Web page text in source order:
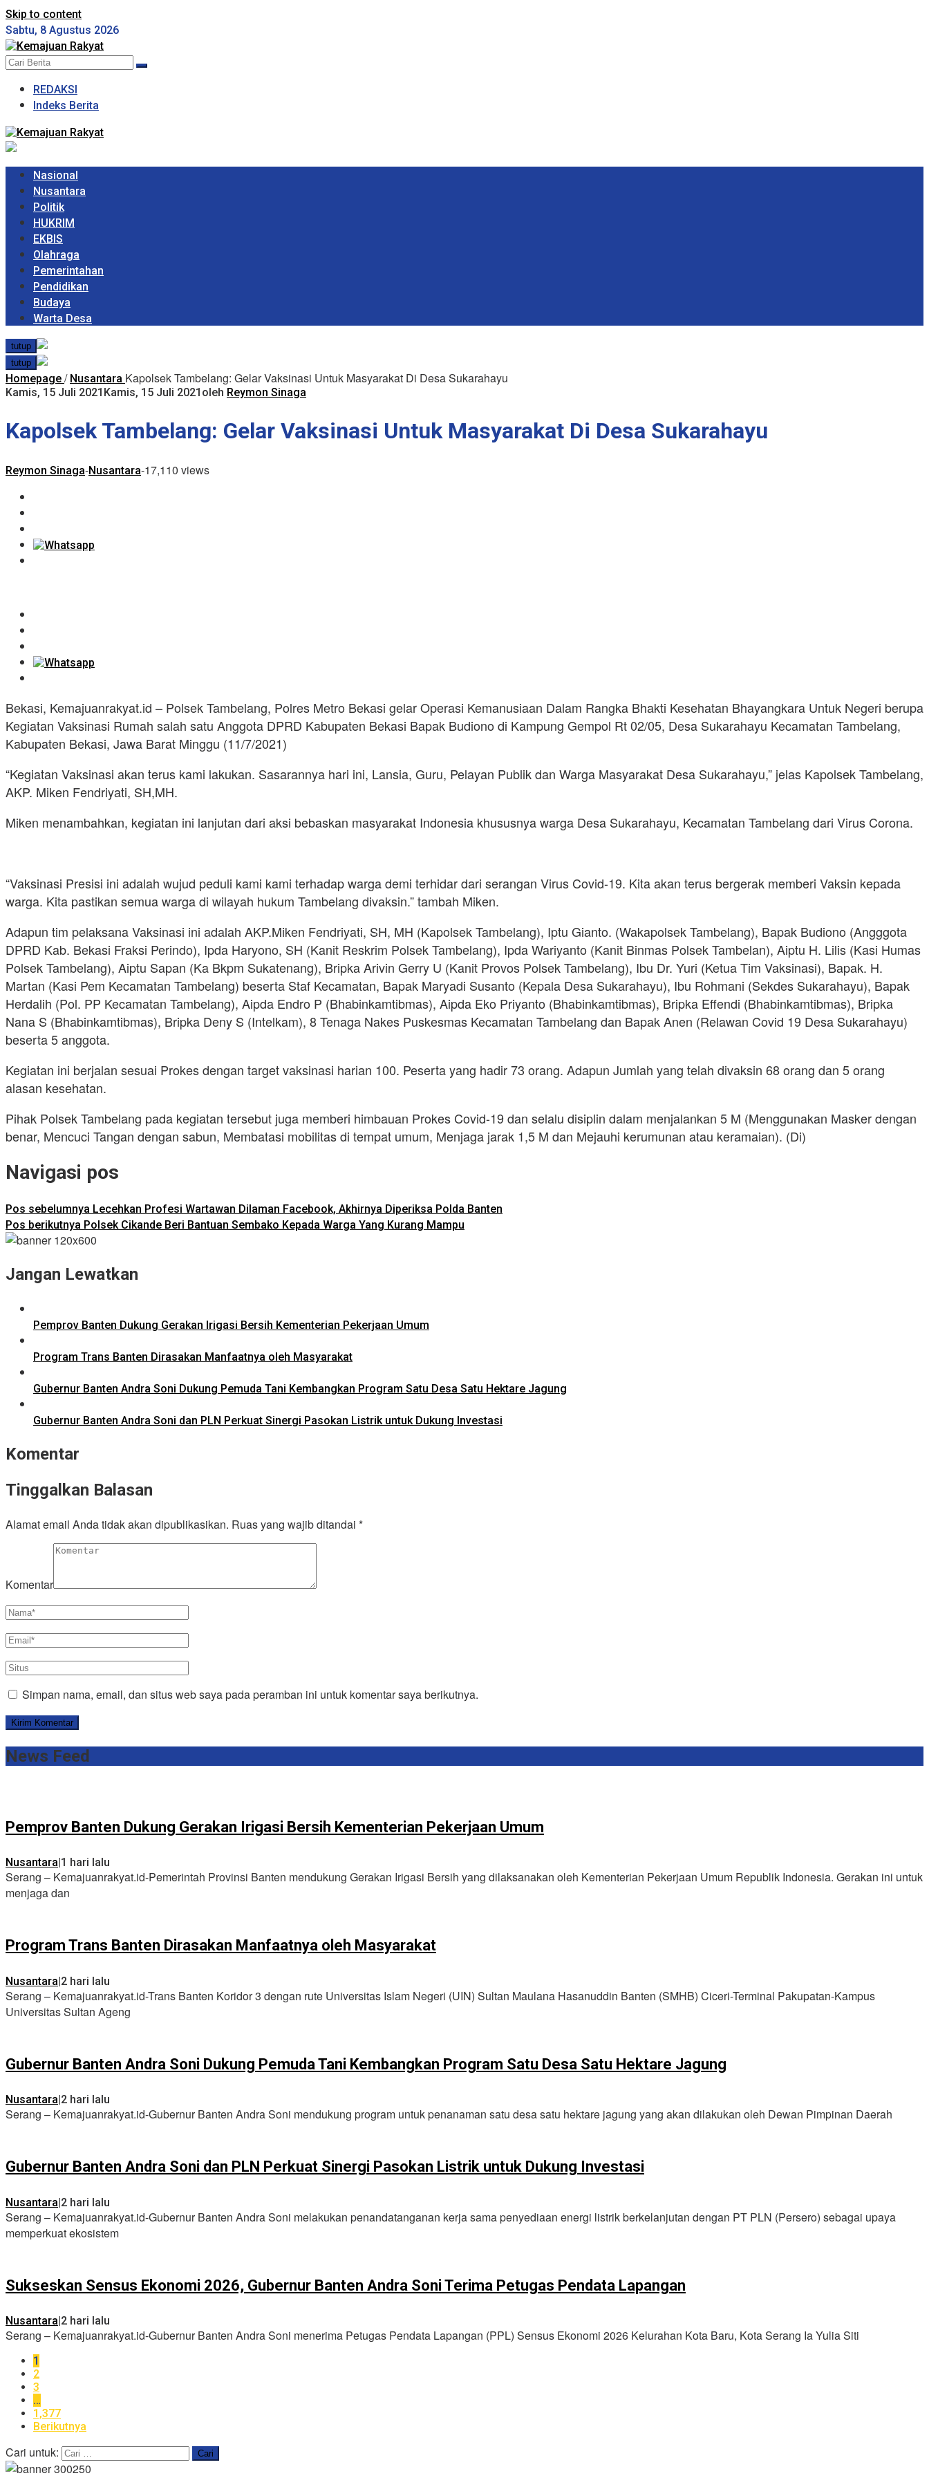
Skip to content
Sabtu, 8 Agustus 2026
REDAKSI
Indeks Berita
Nasional
Nusantara
Politik
HUKRIM
EKBIS
Olahraga
Pemerintahan
Pendidikan
Budaya
Warta Desa
tutup
tutup
Homepage / Nusantara Kapolsek Tambelang: Gelar Vaksinasi Untuk Masyarakat Di Desa Sukarahayu
Kamis, 15 Juli 2021 Kamis, 15 Juli 2021 oleh Reymon Sinaga
Kapolsek Tambelang: Gelar Vaksinasi Untuk Masyarakat Di Desa Sukarahayu
Reymon Sinaga-Nusantara-17,110 views
Bekasi, Kemajuanrakyat.id – Polsek Tambelang, Polres Metro Bekasi gelar Operasi Kemanusiaan Dalam Rangka Bhakti Kesehatan Bhayangkara Untuk Negeri berupa
Kegiatan Vaksinasi Rumah salah satu Anggota DPRD Kabupaten Bekasi Bapak Budiono di Kampung Gempol Rt 02/05, Desa Sukarahayu Kecamatan Tambelang,
Kabupaten Bekasi, Jawa Barat Minggu (11/7/2021)
“Kegiatan Vaksinasi akan terus kami lakukan. Sasarannya hari ini, Lansia, Guru, Pelayan Publik dan Warga Masyarakat Desa Sukarahayu,” jelas Kapolsek Tambelang,
AKP. Miken Fendriyati, SH,MH.
Miken menambahkan, kegiatan ini lanjutan dari aksi bebaskan masyarakat Indonesia khususnya warga Desa Sukarahayu, Kecamatan Tambelang dari Virus Corona.
“Vaksinasi Presisi ini adalah wujud peduli kami kami terhadap warga demi terhidar dari serangan Virus Covid-19. Kita akan terus bergerak memberi Vaksin kepada
warga. Kita pastikan semua warga di wilayah hukum Tambelang divaksin.” tambah Miken.
Adapun tim pelaksana Vaksinasi ini adalah AKP.Miken Fendriyati, SH, MH (Kapolsek Tambelang), Iptu Gianto. (Wakapolsek Tambelang), Bapak Budiono (Angggota
DPRD Kab. Bekasi Fraksi Perindo), Ipda Haryono, SH (Kanit Reskrim Polsek Tambelang), Ipda Wariyanto (Kanit Binmas Polsek Tambelan), Aiptu H. Lilis (Kasi Humas
Polsek Tambelang), Aiptu Sapan (Ka Bkpm Sukatenang), Bripka Arivin Gerry U (Kanit Provos Polsek Tambelang), Ibu Dr. Yuri (Ketua Tim Vaksinasi), Bapak. H.
Martan (Kasi Pem Kecamatan Tambelang) beserta Staf Kecamatan, Bapak Maryadi Susanto (Kepala Desa Sukarahayu), Ibu Rohmani (Sekdes Sukarahayu), Bapak
Herdalih (Pol. PP Kecamatan Tambelang), Aipda Endro P (Bhabinkamtibmas), Aipda Eko Priyanto (Bhabinkamtibmas), Bripka Effendi (Bhabinkamtibmas), Bripka
Nana S (Bhabinkamtibmas), Bripka Deny S (Intelkam), 8 Tenaga Nakes Puskesmas Kecamatan Tambelang dan Bapak Anen (Relawan Covid 19 Desa Sukarahayu)
beserta 5 anggota.
Kegiatan ini berjalan sesuai Prokes dengan target vaksinasi harian 100. Peserta yang hadir 73 orang. Adapun Jumlah yang telah divaksin 68 orang dan 5 orang
alasan kesehatan.
Pihak Polsek Tambelang pada kegiatan tersebut juga memberi himbauan Prokes Covid-19 dan selalu disiplin dalam menjalankan 5 M (Menggunakan Masker dengan
benar, Mencuci Tangan dengan sabun, Membatasi mobilitas di tempat umum, Menjaga jarak 1,5 M dan Mejauhi kerumunan atau keramaian). (Di)
Navigasi pos
Pos sebelumnya Lecehkan Profesi Wartawan Dilaman Facebook, Akhirnya Diperiksa Polda Banten
Pos berikutnya Polsek Cikande Beri Bantuan Sembako Kepada Warga Yang Kurang Mampu
Jangan Lewatkan
Pemprov Banten Dukung Gerakan Irigasi Bersih Kementerian Pekerjaan Umum
Program Trans Banten Dirasakan Manfaatnya oleh Masyarakat
Gubernur Banten Andra Soni Dukung Pemuda Tani Kembangkan Program Satu Desa Satu Hektare Jagung
Gubernur Banten Andra Soni dan PLN Perkuat Sinergi Pasokan Listrik untuk Dukung Investasi
Komentar
Tinggalkan Balasan
Alamat email Anda tidak akan dipublikasikan. Ruas yang wajib ditandai *
Komentar
Simpan nama, email, dan situs web saya pada peramban ini untuk komentar saya berikutnya.
News Feed
Pemprov Banten Dukung Gerakan Irigasi Bersih Kementerian Pekerjaan Umum
Nusantara|1 hari lalu
Serang – Kemajuanrakyat.id-Pemerintah Provinsi Banten mendukung Gerakan Irigasi Bersih yang dilaksanakan oleh Kementerian Pekerjaan Umum Republik Indonesia. Gerakan ini untuk
menjaga dan
Program Trans Banten Dirasakan Manfaatnya oleh Masyarakat
Nusantara|2 hari lalu
Serang – Kemajuanrakyat.id-Trans Banten Koridor 3 dengan rute Universitas Islam Negeri (UIN) Sultan Maulana Hasanuddin Banten (SMHB) Ciceri-Terminal Pakupatan-Kampus
Universitas Sultan Ageng
Gubernur Banten Andra Soni Dukung Pemuda Tani Kembangkan Program Satu Desa Satu Hektare Jagung
Nusantara|2 hari lalu
Serang – Kemajuanrakyat.id-Gubernur Banten Andra Soni mendukung program untuk penanaman satu desa satu hektare jagung yang akan dilakukan oleh Dewan Pimpinan Daerah
Gubernur Banten Andra Soni dan PLN Perkuat Sinergi Pasokan Listrik untuk Dukung Investasi
Nusantara|2 hari lalu
Serang – Kemajuanrakyat.id-Gubernur Banten Andra Soni melakukan penandatanganan kerja sama penyediaan energi listrik berkelanjutan dengan PT PLN (Persero) sebagai upaya
memperkuat ekosistem
Sukseskan Sensus Ekonomi 2026, Gubernur Banten Andra Soni Terima Petugas Pendata Lapangan
Nusantara|2 hari lalu
Serang – Kemajuanrakyat.id-Gubernur Banten Andra Soni menerima Petugas Pendata Lapangan (PPL) Sensus Ekonomi 2026 Kelurahan Kota Baru, Kota Serang Ia Yulia Siti
1
2
3
…
1,377
Berikutnya
Cari untuk: